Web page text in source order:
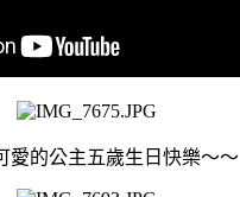
愛的公主五歲生日快樂～～